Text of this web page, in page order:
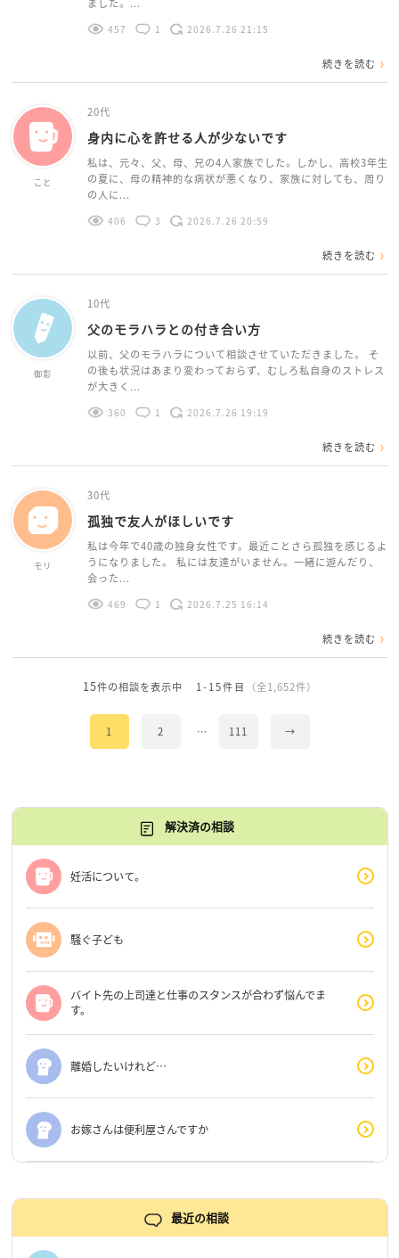
ました。...
457 1 2026.7.26 21:15
続きを読む
こと
20代
身内に心を許せる人が少ないです
私は、元々、父、母、兄の4人家族でした。しかし、高校3年生
の夏に、母の精神的な病状が悪くなり、家族に対しても、周り
の人に...
406 3 2026.7.26 20:59
続きを読む
御影
10代
父のモラハラとの付き合い方
以前、父のモラハラについて相談させていただきました。 そ
の後も状況はあまり変わっておらず、むしろ私自身のストレス
が大きく...
360 1 2026.7.26 19:19
続きを読む
モリ
30代
孤独で友人がほしいです
私は今年で40歳の独身女性です。最近ことさら孤独を感じるよ
うになりました。 私には友達がいません。一緒に遊んだり、
会った...
469 1 2026.7.25 16:14
続きを読む
15件の相談を表示中 1-15件目 （全1,652件）
1 2 … 111 →
解決済の相談
妊活について。
騒ぐ子ども
バイト先の上司達と仕事のスタンスが合わず悩んでま
す。
離婚したいけれど…
お嫁さんは便利屋さんですか
最近の相談